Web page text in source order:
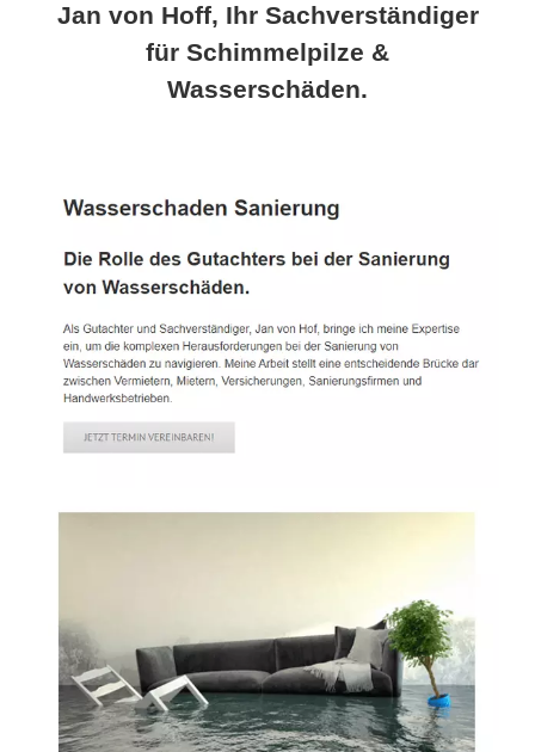
Jan von Hoff, Ihr Sachverständiger
für Schimmelpilze &
Wasserschäden.